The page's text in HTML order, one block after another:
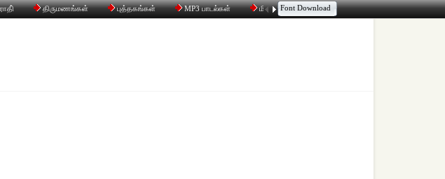
திருமணங்கள் புத்தகங்கள் MP3 பாடல்கள் மின்னஞ்சல் திரட்டி உரையாடல்
Font Download